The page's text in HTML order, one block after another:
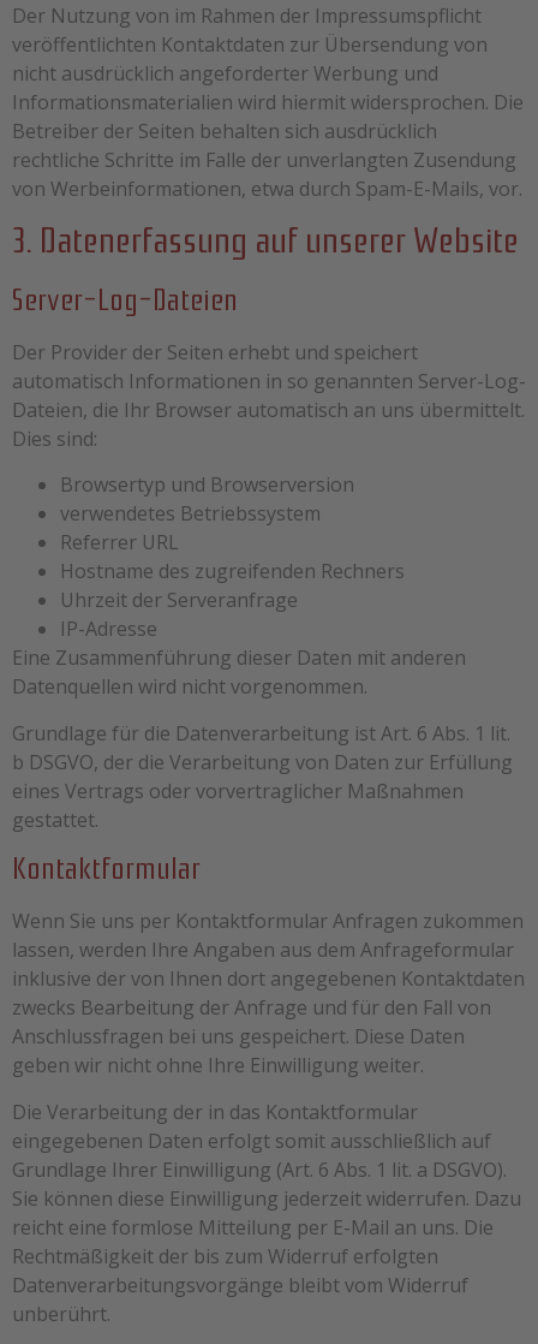
Der Nutzung von im Rahmen der Impressumspflicht
veröffentlichten Kontaktdaten zur Übersendung von
nicht ausdrücklich angeforderter Werbung und
Informationsmaterialien wird hiermit widersprochen. Die
Betreiber der Seiten behalten sich ausdrücklich
rechtliche Schritte im Falle der unverlangten Zusendung
von Werbeinformationen, etwa durch Spam-E-Mails, vor.
3. Datenerfassung auf unserer Website
Server-Log-Dateien
Der Provider der Seiten erhebt und speichert
automatisch Informationen in so genannten Server-Log-
Dateien, die Ihr Browser automatisch an uns übermittelt.
Dies sind:
Browsertyp und Browserversion
verwendetes Betriebssystem
Referrer URL
Hostname des zugreifenden Rechners
Uhrzeit der Serveranfrage
IP-Adresse
Eine Zusammenführung dieser Daten mit anderen
Datenquellen wird nicht vorgenommen.
Grundlage für die Datenverarbeitung ist Art. 6 Abs. 1 lit.
b DSGVO, der die Verarbeitung von Daten zur Erfüllung
eines Vertrags oder vorvertraglicher Maßnahmen
gestattet.
Kontaktformular
Wenn Sie uns per Kontaktformular Anfragen zukommen
lassen, werden Ihre Angaben aus dem Anfrageformular
inklusive der von Ihnen dort angegebenen Kontaktdaten
zwecks Bearbeitung der Anfrage und für den Fall von
Anschlussfragen bei uns gespeichert. Diese Daten
geben wir nicht ohne Ihre Einwilligung weiter.
Die Verarbeitung der in das Kontaktformular
eingegebenen Daten erfolgt somit ausschließlich auf
Grundlage Ihrer Einwilligung (Art. 6 Abs. 1 lit. a DSGVO).
Sie können diese Einwilligung jederzeit widerrufen. Dazu
reicht eine formlose Mitteilung per E-Mail an uns. Die
Rechtmäßigkeit der bis zum Widerruf erfolgten
Datenverarbeitungsvorgänge bleibt vom Widerruf
unberührt.